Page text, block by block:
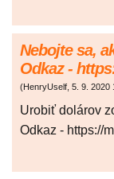
Nebojte sa,
Odkaz -
(HenryUself, 5. 9. 2020
Urobiť dolárov
Odkaz - https://